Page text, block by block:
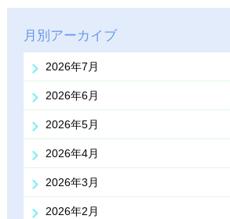
月別アーカイブ
2026年7月
2026年6月
2026年5月
2026年4月
2026年3月
2026年2月